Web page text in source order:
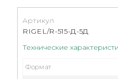
Технические
Артикул
RIGEL/R-515-Д-5Д
Формат